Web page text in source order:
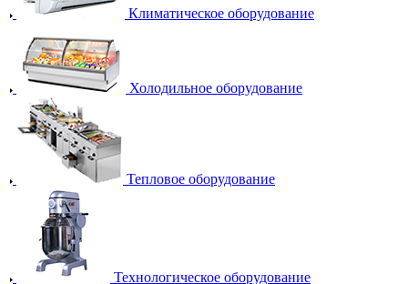
Климатическое оборудование
Холодильное оборудование
Тепловое оборудование
Технологическое оборудование